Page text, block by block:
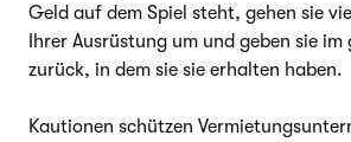
Geld auf dem Spiel steht, gehen sie
Ihrer Ausrüstung um und geben sie
zurück, in dem sie sie erhalten haben.
Kautionen schützen